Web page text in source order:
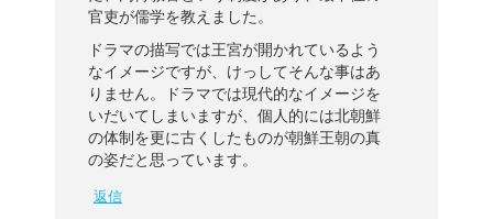
官吏が儒学を教えました。
ドラマの描写では王宮が開かれているよう
なイメージですが、けっしてそんな事はあ
りません。ドラマでは現代的なイメージを
いだいてしまいますが、個人的には北朝鮮
の体制を更に古くしたものが朝鮮王朝の真
の姿だと思っています。
返信